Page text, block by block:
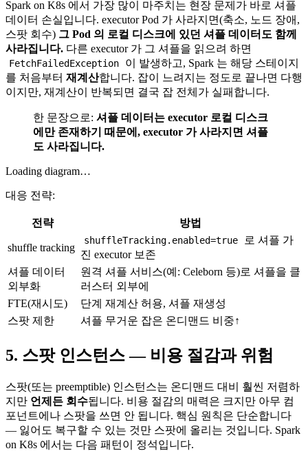
Spark on K8s 에서 가장 많이 마주치는 현장 문제가 바로 셔플
데이터 손실입니다. executor Pod 가 사라지면(축소, 노드 장애,
스팟 회수) 그 Pod 의 로컬 디스크에 있던 셔플 데이터도 함께
사라집니다. 다른 executor 가 그 셔플을 읽으려 하면
FetchFailedException
이 발생하고, Spark 는 해당 스테이지
를 처음부터 재계산합니다. 잡이 느려지는 정도로 끝나면 다행
이지만, 재계산이 반복되면 결국 잡 전체가 실패합니다.
한 문장으로: 셔플 데이터는 executor 로컬 디스크
에만 존재하기 때문에, executor 가 사라지면 셔플
도 사라집니다.
Loading diagram…
대응 전략:
전략 방법
shuffle tracking
shuffleTracking.enabled=true
로 셔플 가
진 executor 보존
셔플 데이터
외부화
원격 셔플 서비스(예: Celeborn 등)로 셔플을 클
러스터 외부에
FTE(재시도)
단계 재계산 허용, 셔플 재생성
스팟 제한
셔플 무거운 잡은 온디맨드 비중↑
5. 스팟 인스턴스 — 비용 절감과 위험
스팟(또는 preemptible) 인스턴스는 온디맨드 대비 훨씬 저렴하
지만 언제든 회수됩니다. 비용 절감의 매력은 크지만 아무 컴
포넌트에나 스팟을 쓰면 안 됩니다. 핵심 원칙은 단순합니다
— 잃어도 복구할 수 있는 것만 스팟에 올리는 것입니다. Spark
on K8s 에서는 다음 패턴이 정석입니다.